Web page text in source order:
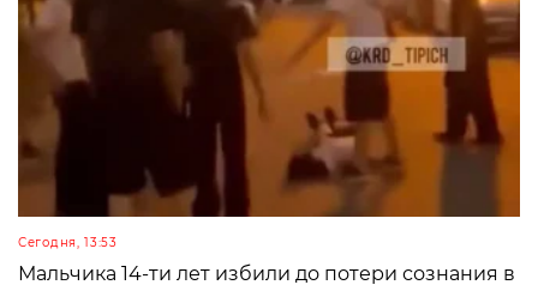
Сегодня, 13:53
Мальчика 14-ти лет избили до потери сознания в